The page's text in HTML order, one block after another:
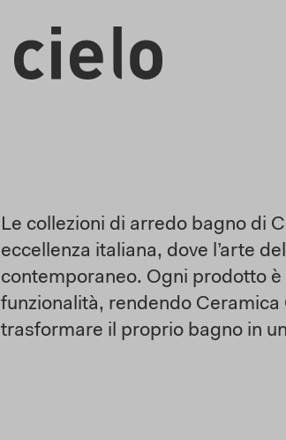
Le collezioni di arredo bagno di
eccellenza italiana, dove l’arte
contemporaneo. Ogni prodotto
funzionalità, rendendo
trasformare il proprio bagno in